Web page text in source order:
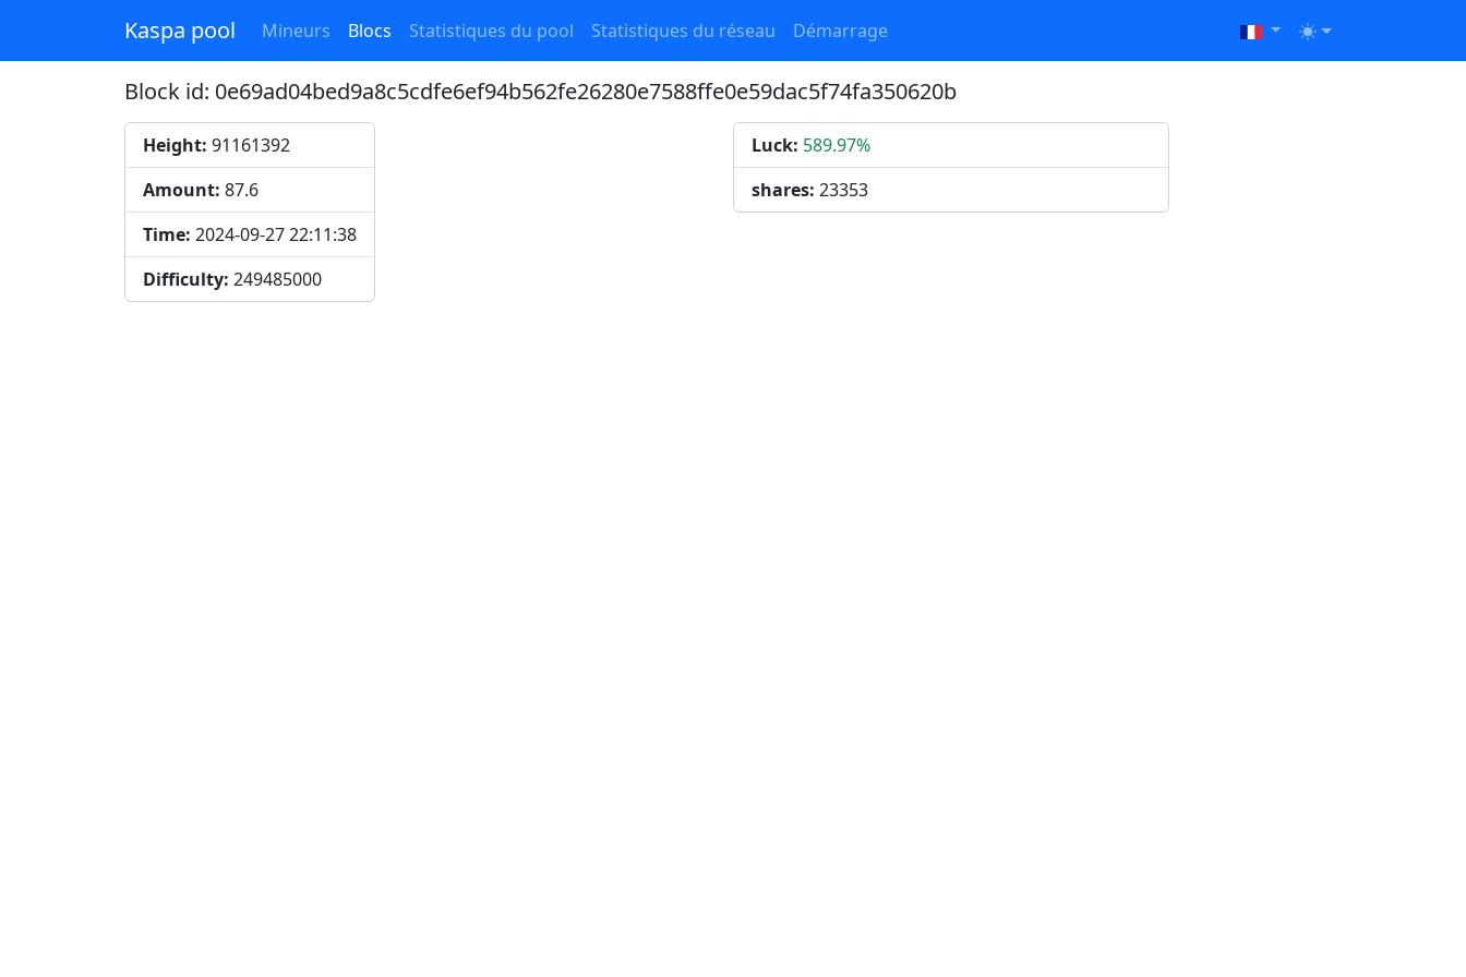
Kaspa pool Mineurs Blocs Statistiques du pool Statistiques du réseau Démarrage
Block id: 0e69ad04bed9a8c5cdfe6ef94b562fe26280e7588ffe0e59dac5f74fa350620b
Height: 91161392
Amount: 87.6
Time: 2024-09-27 22:11:38
Difficulty: 249485000
Luck: 589.97%
shares: 23353